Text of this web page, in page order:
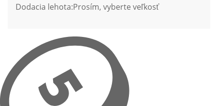
Dodacia lehota:Prosím, vyberte veľkosť